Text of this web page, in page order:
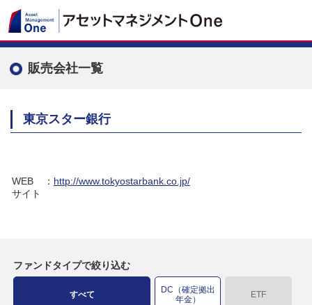
販売会社一覧
東京スター銀行
WEB
サイト
： http://www.tokyostarbank.co.jp/
ファンドタイプで絞り込む
すべて
DC（確定拠出
年金）
ETF